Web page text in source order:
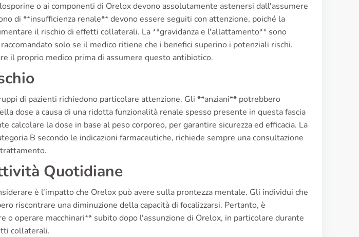
o ai componenti di Orelox devono assolutamente astenersi dall'assumere
di **insufficienza renale** devono essere seguiti con attenzione, poiché la
il rischio di effetti collaterali. La **gravidanza e l'allattamento** sono
solo se il medico ritiene che i benefici superino i potenziali rischi.
il proprio medico prima di assumere questo antibiotico.
di pazienti richiedono particolare attenzione. Gli **anziani** potrebbero
dose a causa di una ridotta funzionalità renale spesso presente in questa fascia
calcolare la dose in base al peso corporeo, per garantire sicurezza ed efficacia. La
B secondo le indicazioni farmaceutiche, richiede sempre una consultazione
Quotidiane
è l'impatto che Orelox può avere sulla prontezza mentale. Gli individui che
riscontrare una diminuzione della capacità di focalizzarsi. Pertanto, è
o operare macchinari** subito dopo l'assunzione di Orelox, in particolare durante
collaterali.